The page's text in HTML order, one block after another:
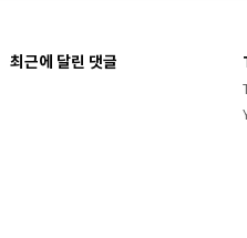
최근에 달린 댓글